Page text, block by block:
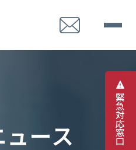
緊
急
対
応
窓
口
ュース